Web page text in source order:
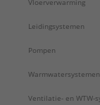
Vloerverwarming
Leidingsystemen
Pompen
Warmwatersystemen
Ventilatie- en WTW-